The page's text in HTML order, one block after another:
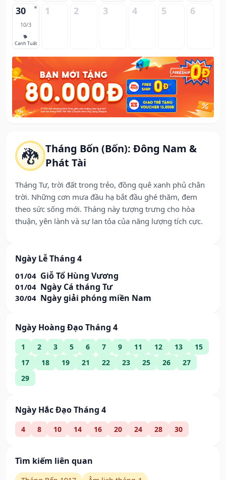
🐉 Tháng Bốn (Bốn): Đông Nam &
Phát Tài
Tháng Tư, trời đất trong trẻo, đồng quê xanh phủ chân
trời. Những cơn mưa đầu hạ bắt đầu ghé thăm, đem
theo sức sống mới. Tháng này tượng trưng cho hòa
thuận, yên lành và sự lan tỏa của năng lượng tích cực.
Ngày Lễ Tháng 4
01/04 Giỗ Tổ Hùng Vương
01/04 Ngày Cá tháng Tư
30/04 Ngày giải phóng miền Nam
Ngày Hoàng Đạo Tháng 4
1 2 3 5 6 7 9 11 12 13
15
17
18 19 21 22 23 25 26
27
29
Ngày Hắc Đạo Tháng 4
4 8 10 14 16 20 24 28 30
Tìm kiếm liên quan
30
10/3
🐕
Canh Tuất
1 2 3 4 5 6